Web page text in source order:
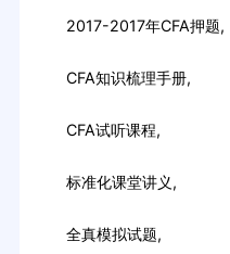
2017-2017年CFA押题,
CFA知识梳理手册,
CFA试听课程,
标准化课堂讲义,
全真模拟试题,